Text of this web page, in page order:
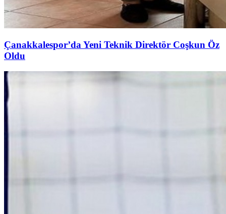
Çanakkalespor’da Yeni Teknik Direktör Coşkun Öz
Oldu